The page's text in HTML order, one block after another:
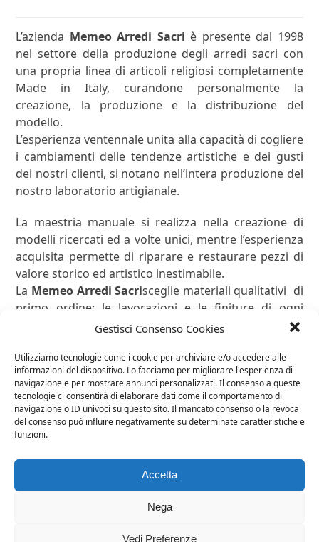
Gestisci Consenso Cookies
Utilizziamo tecnologie come i cookie per archiviare e/o accedere alle
informazioni del dispositivo. Lo facciamo per migliorare l'esperienza di
navigazione e per mostrare annunci personalizzati. Il consenso a queste
tecnologie ci consentirà di elaborare dati come il comportamento di
navigazione o ID univoci su questo sito. Il mancato consenso o la revoca
del consenso può influire negativamente su determinate caratteristiche e
funzioni.
Accetta
Nega
Vedi Preferenze
L’azienda Memeo Arredi Sacri è presente dal 1998
nel settore della produzione degli arredi sacri con
una propria linea di articoli religiosi completamente
Made in Italy, curandone personalmente la
creazione, la produzione e la distribuzione del
modello.
L’esperienza ventennale unita alla capacità di cogliere
i cambiamenti delle tendenze artistiche e dei gusti
dei nostri clienti, si notano nell’intera produzione del
nostro laboratorio artigianale.
La maestria manuale si realizza nella creazione di
modelli ricercati ed a volte unici, mentre l’esperienza
acquisita permette di riparare e restaurare pezzi di
valore storico ed artistico inestimabile.
La Memeo Arredi Sacrisceglie materiali qualitativi di
primo ordine; le lavorazioni e le finiture di ogni
articolo, mostrano l’ unione della manualità e della
precisione e dell’innovazione delle nuove tecnologie
garantendone precisione, accuratezza e bellezza nel
tempo.